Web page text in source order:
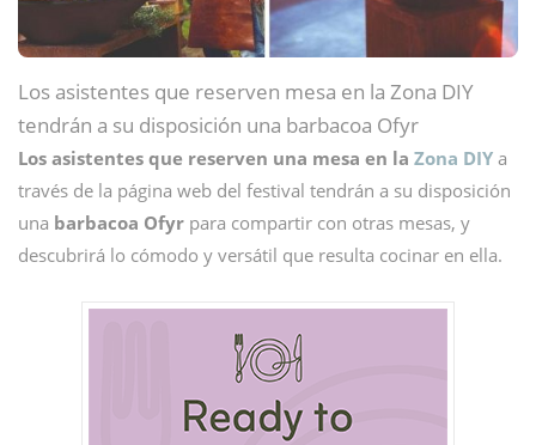
Los asistentes que reserven mesa en la Zona DIY
tendrán a su disposición una barbacoa Ofyr
Los asistentes que reserven una mesa en la Zona DIY a
través de la página web del festival tendrán a su disposición
una barbacoa Ofyr para compartir con otras mesas, y
descubrirá lo cómodo y versátil que resulta cocinar en ella.